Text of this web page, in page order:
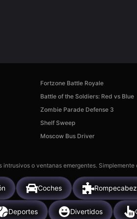
Fortzone Battle Royale
Battle of the Soldiers: Red vs Blue
Zombie Parade Defense 3
Shelf Sweep
Moscow Bus Driver
o ventanas emergentes.
Coches
Deportes Divertidos